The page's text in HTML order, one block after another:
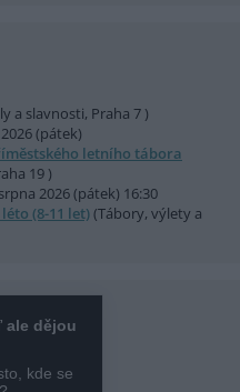
a slavnosti, Praha 7 )
(pátek)
letního tábora
19 )
2026 (pátek) 16:30
(8-11 let)(Tábory, výlety a